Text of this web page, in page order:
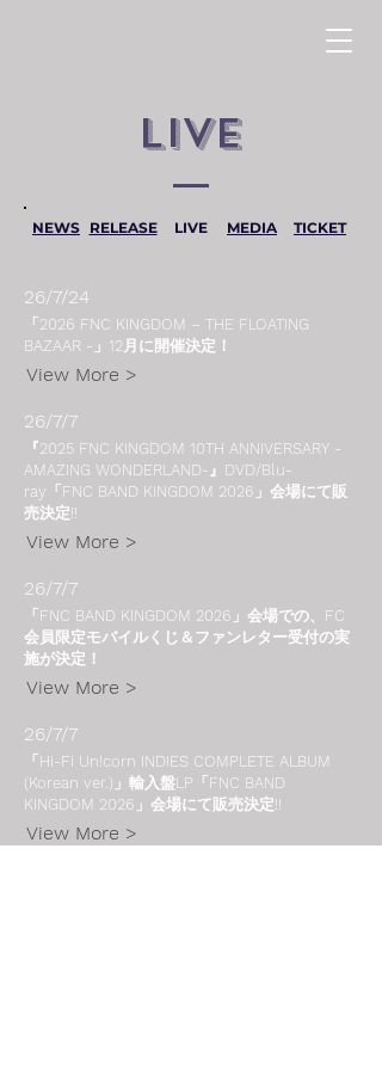
LIVE
NEWS RELEASE LIVE MEDIA TICKET
26/7/24
「2026 FNC KINGDOM – THE FLOATING
BAZAAR -」12月に開催決定！
View More >
26/7/7
『2025 FNC KINGDOM 10TH ANNIVERSARY -
AMAZING WONDERLAND-』DVD/Blu-
ray「FNC BAND KINGDOM 2026」会場にて販
売決定!!
View More >
26/7/7
「FNC BAND KINGDOM 2026」会場での、FC
会員限定モバイルくじ＆ファンレター受付の実
施が決定！
View More >
26/7/7
「Hi-Fi Un!corn INDIES COMPLETE ALBUM
(Korean ver.)」輸入盤LP「FNC BAND
KINGDOM 2026」会場にて販売決定!!
View More >